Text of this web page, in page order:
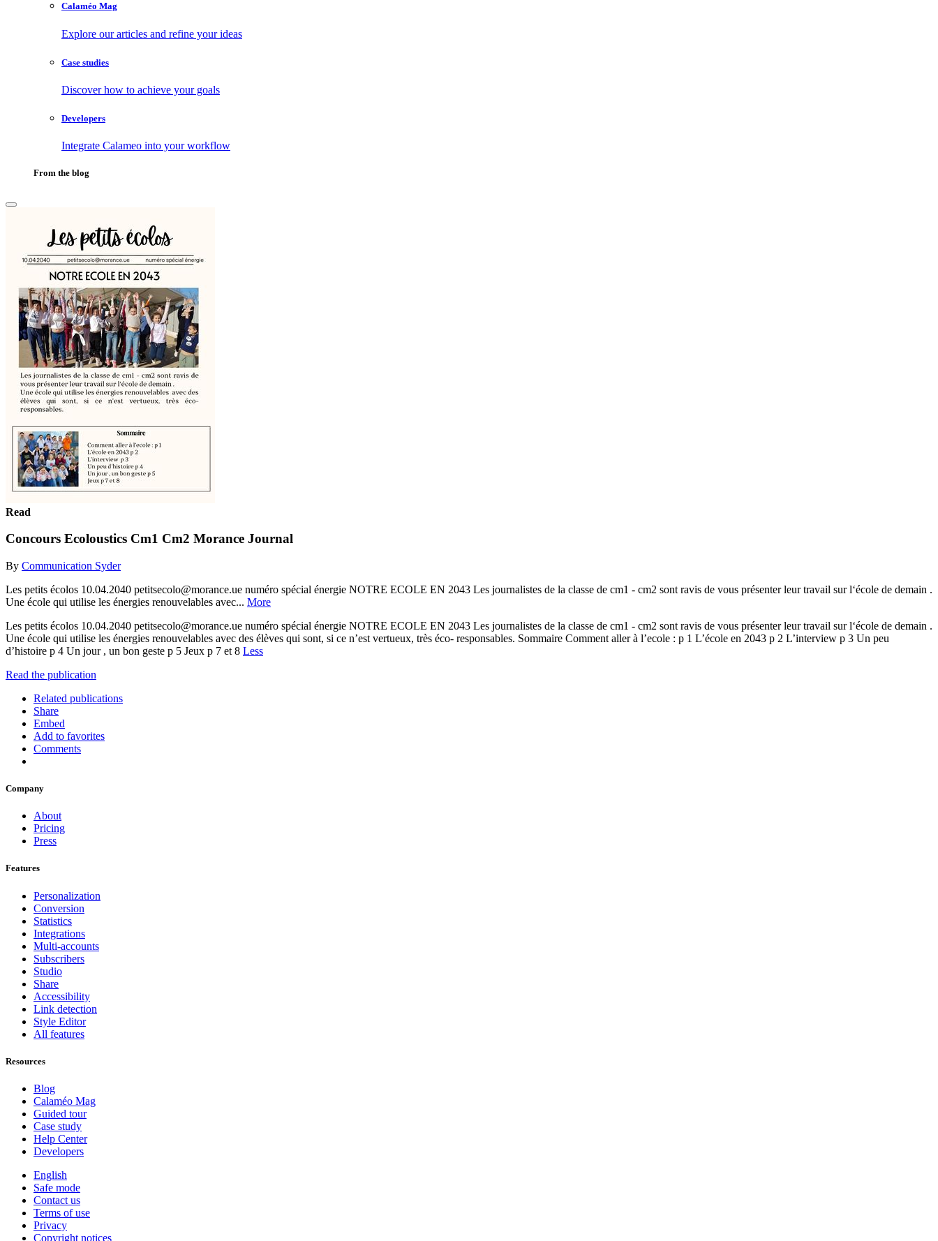
Calaméo Mag
Explore our articles and refine your ideas
Case studies
Discover how to achieve your goals
Developers
Integrate Calameo into your workflow
From the blog
Read
Concours Ecoloustics Cm1 Cm2 Morance Journal
By Communication Syder
Les petits écolos 10.04.2040 petitsecolo@morance.ue numéro spécial énergie NOTRE ECOLE EN 2043 Les journalistes de la classe de cm1 - cm2 sont ravis de vous présenter leur travail sur l‘école de demain .
Une école qui utilise les énergies renouvelables avec... More
Les petits écolos 10.04.2040 petitsecolo@morance.ue numéro spécial énergie NOTRE ECOLE EN 2043 Les journalistes de la classe de cm1 - cm2 sont ravis de vous présenter leur travail sur l‘école de demain .
Une école qui utilise les énergies renouvelables avec des élèves qui sont, si ce n’est vertueux, très éco- responsables. Sommaire Comment aller à l’ecole : p 1 L’école en 2043 p 2 L’interview p 3 Un peu
d’histoire p 4 Un jour , un bon geste p 5 Jeux p 7 et 8 Less
Read the publication
Related publications
Share
Embed
Add to favorites
Comments
Company
About
Pricing
Press
Features
Personalization
Conversion
Statistics
Integrations
Multi-accounts
Subscribers
Studio
Share
Accessibility
Link detection
Style Editor
All features
Resources
Blog
Calaméo Mag
Guided tour
Case study
Help Center
Developers
English
Safe mode
Contact us
Terms of use
Privacy
Copyright notices